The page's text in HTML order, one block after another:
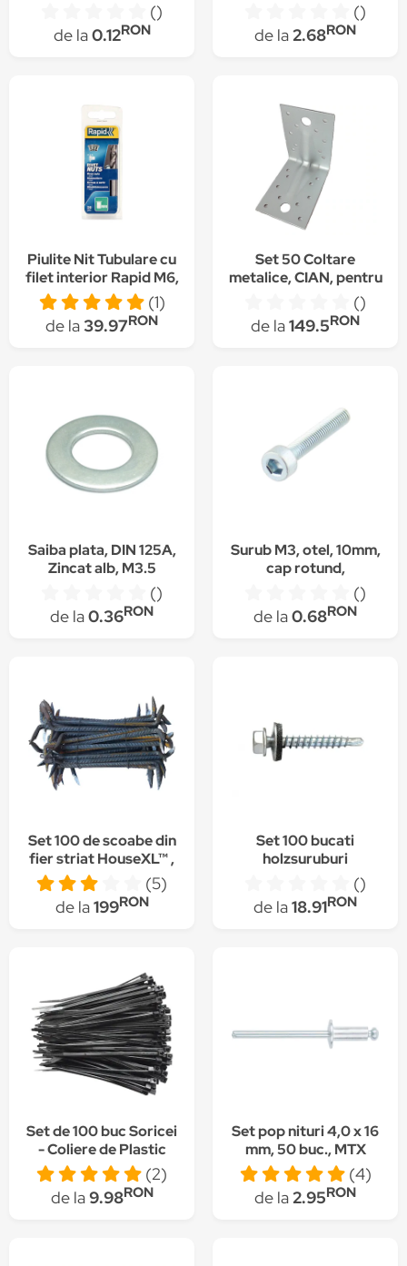
()
de la0.12RON
10x1.25x45
()
de la2.68RON
Piulite Nit Tubulare cu
filet interior Rapid M6,
diametru 9mm, otel
cromat, burghiu HSS
inclus, 20 buc/blister
(1)
de la39.97RON
Set 50 Coltare
metalice, CIAN, pentru
lemn cu ranforsare,
90x90x65x2 mm
()
de la149.5RON
Saiba plata, DIN 125A,
Zincat alb, M3.5
()
de la0.36RON
Surub M3, otel, 10mm,
cap rotund,
BOSSARD, 1003771,
T149750
()
de la0.68RON
Set 100 de scoabe din
fier striat HouseXL™ ,
lungime 200 mm,
grosime 8 mm, pentru
prinderea si fixarea
(5)
de la199RON
Set 100 bucati
holzsuruburi
autoforante cap
hexagonal si garnitura
ZN, 4.8x28 mm
()
de la18.91RON
Set de 100 buc Soricei
- Coliere de Plastic
200 mm x 2,5 mm, din
Poliamida 6.6 (PA66),
Intervisio, culoare
(2)
de la9.98RON
Set pop nituri 4,0 x 16
mm, 50 buc., MTX
(4)
de la2.95RON